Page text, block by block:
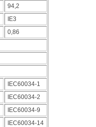
94,2
IE3
0,86
IEC60034-1
IEC60034-2
IEC60034-9
IEC60034-14